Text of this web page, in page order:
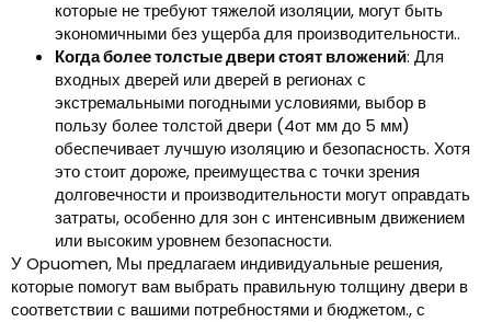
которые не требуют тяжелой изоляции, могут быть
экономичными без ущерба для производительности..
Когда более толстые двери стоят вложений: Для
входных дверей или дверей в регионах с
экстремальными погодными условиями, выбор в
пользу более толстой двери (4от мм до 5 мм)
обеспечивает лучшую изоляцию и безопасность. Хотя
это стоит дороже, преимущества с точки зрения
долговечности и производительности могут оправдать
затраты, особенно для зон с интенсивным движением
или высоким уровнем безопасности.
У Opuomen, Мы предлагаем индивидуальные решения,
которые помогут вам выбрать правильную толщину двери в
соответствии с вашими потребностями и бюджетом., с